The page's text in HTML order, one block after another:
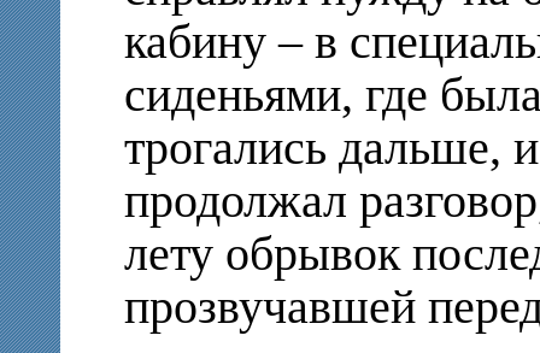
кабину – в
сиденьями, где
трогались дальше,
продолжал
лету обрывок
прозвучавшей